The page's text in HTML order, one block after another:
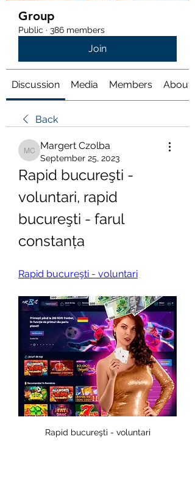
Group
Public · 386 members
Join
Discussion Media Members About
Back
Margert Czolba
Margert Czolba
September 25, 2023
Rapid bucureşti -
voluntari, rapid
bucureşti - farul
constanța
Rapid bucureşti - voluntari
Rapid bucureşti - voluntari